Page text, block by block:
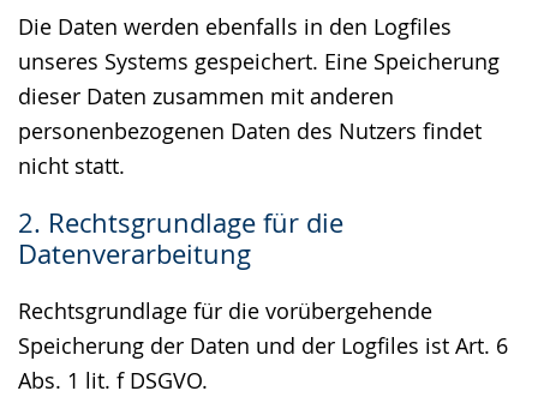
Die Daten werden ebenfalls in den Logfiles
unseres Systems gespeichert. Eine Speicherung
dieser Daten zusammen mit anderen
personenbezogenen Daten des Nutzers findet
nicht statt.
2. Rechtsgrundlage für die
Datenverarbeitung
Rechtsgrundlage für die vorübergehende
Speicherung der Daten und der Logfiles ist Art. 6
Abs. 1 lit. f DSGVO.